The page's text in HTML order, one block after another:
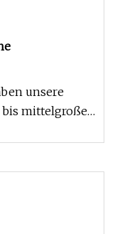
unsere
mittelgroßen